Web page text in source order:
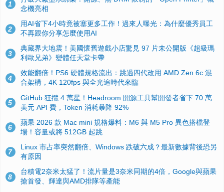
1
念機亮相
2
用AI省下4小時竟被塞更多工作！過來人曝光：為什麼優秀員工
不再跟你分享怎麼使用AI
3
典藏界大地震！美國懷舊遊戲小店驚見 97 片未公開版《超級瑪
利歐兄弟》變體任天堂卡帶
4
效能翻倍！PS6 硬體規格流出：跳過四代改用 AMD Zen 6c 混
合架構，4K 120fps 與全光追時代來臨
5
GitHub 狂攬 4 萬星！Headroom 開源工具幫開發者省下 70 萬
美元 API 費，Token 消耗暴降 92%
6
蘋果 2026 款 Mac mini 規格爆料：M6 與 M5 Pro 異色搭檔登
場！容量或將 512GB 起跳
7
Linux 市占率突然翻倍、Windows 跌破六成？最新數據背後恐另
有原因
8
台積電2奈米太猛了！流片量是3奈米同期的4倍，Google與蘋果
搶首發、輝達與AMD排隊等產能